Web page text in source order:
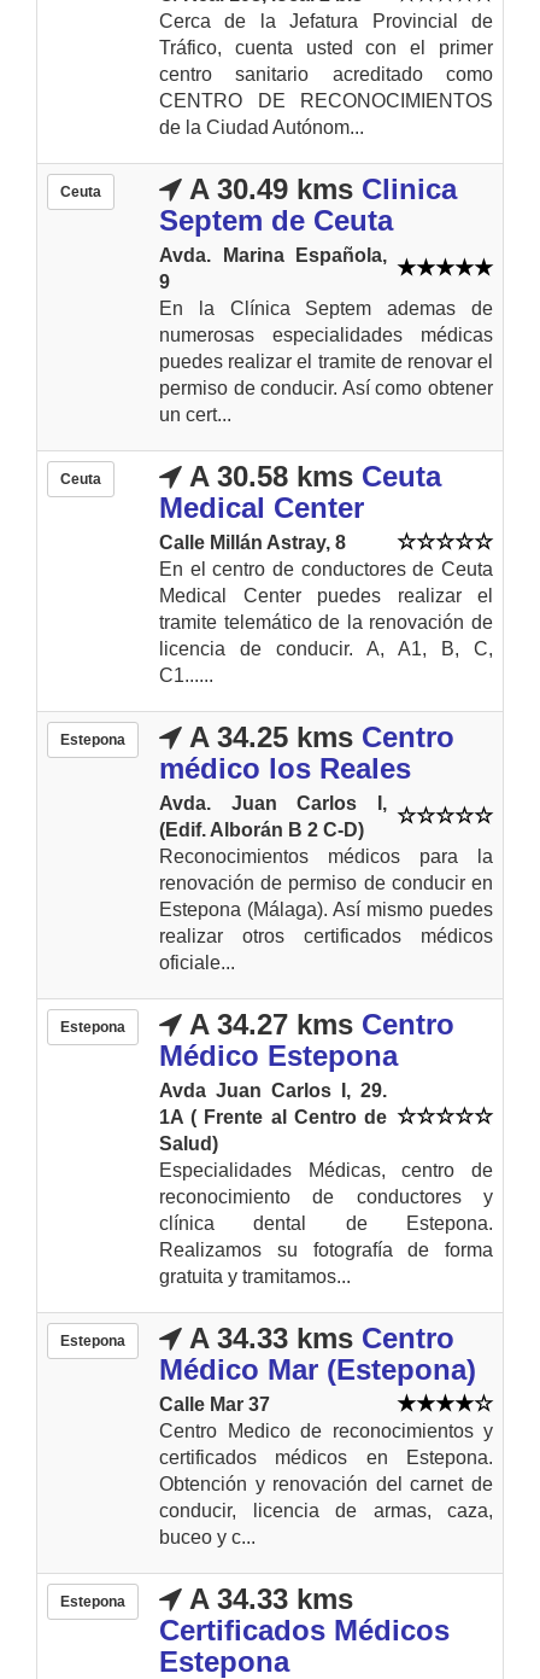
Cerca de la Jefatura Provincial de
Tráfico, cuenta usted con el primer
centro sanitario acreditado como
CENTRO DE RECONOCIMIENTOS
de la Ciudad Autónom...
Ceuta A 30.49 kms Clinica
Septem de Ceuta
Avda. Marina Española,
9
En la Clínica Septem ademas de
numerosas especialidades médicas
puedes realizar el tramite de renovar el
permiso de conducir. Así como obtener
un cert...
Ceuta A 30.58 kms Ceuta
Medical Center
Calle Millán Astray, 8
En el centro de conductores de Ceuta
Medical Center puedes realizar el
tramite telemático de la renovación de
licencia de conducir. A, A1, B, C,
C1......
Estepona A 34.25 kms Centro
médico los Reales
Avda. Juan Carlos I,
(Edif. Alborán B 2 C-D)
Reconocimientos médicos para la
renovación de permiso de conducir en
Estepona (Málaga). Así mismo puedes
realizar otros certificados médicos
oficiale...
Estepona A 34.27 kms Centro
Médico Estepona
Avda Juan Carlos I, 29.
1A ( Frente al Centro de
Salud)
Especialidades Médicas, centro de
reconocimiento de conductores y
clínica dental de Estepona.
Realizamos su fotografía de forma
gratuita y tramitamos...
Estepona A 34.33 kms Centro
Médico Mar (Estepona)
Calle Mar 37
Centro Medico de reconocimientos y
certificados médicos en Estepona.
Obtención y renovación del carnet de
conducir, licencia de armas, caza,
buceo y c...
Estepona
A 34.33 kms
Certificados Médicos
Estepona